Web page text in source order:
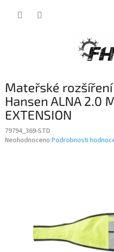
Mateřské
Hansen ALNA 2.0
EXTENSION
79794_369-STD
Průměrné
Neohodnoceno Podrobnosti